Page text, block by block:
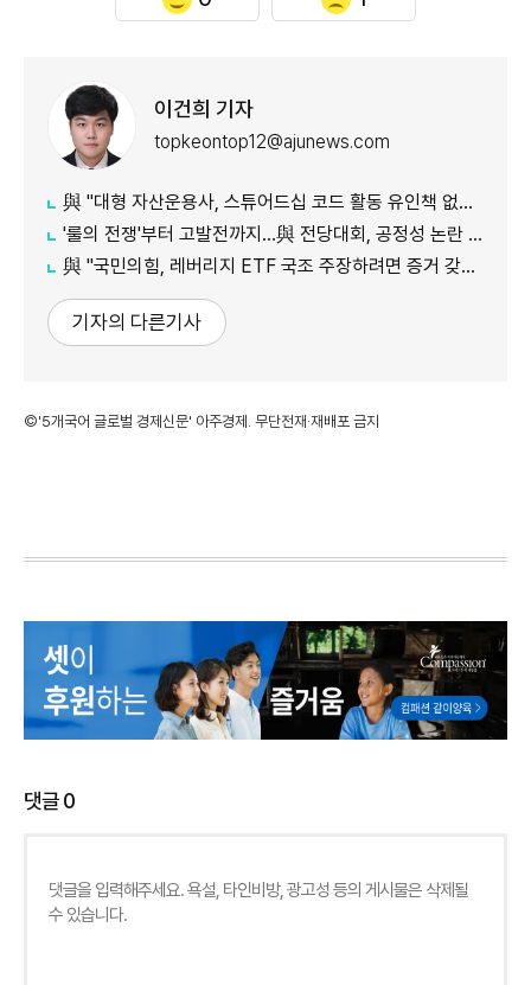
이건희 기자
topkeontop12@ajunews.com
與 "대형 자산운용사, 스튜어드십 코드 활동 유인책 없다고 해"
'룰의 전쟁'부터 고발전까지…與 전당대회, 공정성 논란 계속
​​​​​​​與 "국민의힘, 레버리지 ETF 국조 주장하려면 증거 갖고 와야"
기자의 다른기사
©'5개국어 글로벌 경제신문' 아주경제. 무단전재·재배포 금지
댓글0